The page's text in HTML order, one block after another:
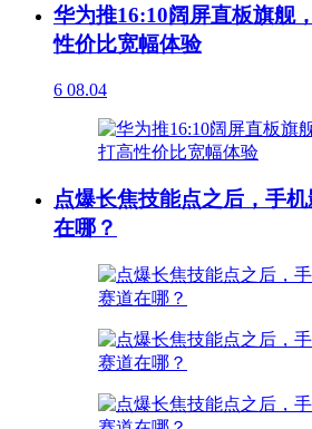
华为推16:10阔屏直板旗舰
性价比宽幅体验
6 08.04
点爆长焦技能点之后，手
在哪？